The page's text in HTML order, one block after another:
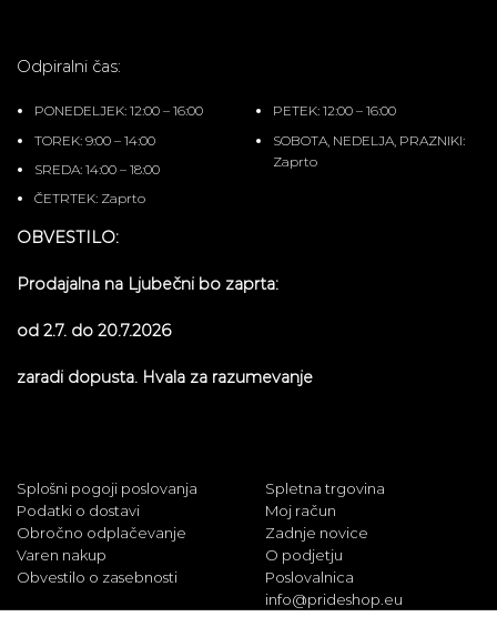
Splošni pogoji poslovanja
Podatki o dostavi
Obročno odplačevanje
Varen nakup
Obvestilo o zasebnosti
Spletna trgovina
Moj račun
Zadnje novice
O podjetju
Poslovalnica
info@prideshop.eu
Odpiralni čas:
PONEDELJEK: 12:00 – 16:00
TOREK: 9:00 – 14:00
SREDA: 14:00 – 18:00
ČETRTEK: Zaprto
PETEK: 12:00 – 16:00
SOBOTA, NEDELJA, PRAZNIKI:
Zaprto
OBVESTILO:
Prodajalna na Ljubečni bo zaprta:
od 2.7. do 20.7.2026
zaradi dopusta. Hvala za razumevanje